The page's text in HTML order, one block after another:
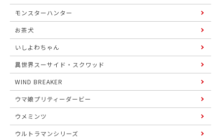
モンスターハンター
お茶犬
いしよわちゃん
異世界スーサイド・スクワッド
WIND BREAKER
ウマ娘プリティーダービー
ウメミンツ
ウルトラマンシリーズ